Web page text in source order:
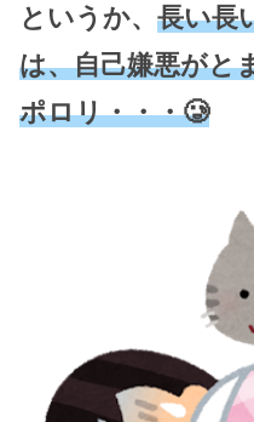
というか、 長い長
は、自己嫌悪がと
ポロリ・・・🥲